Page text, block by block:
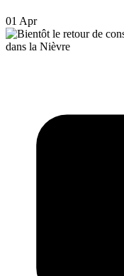
01 Apr